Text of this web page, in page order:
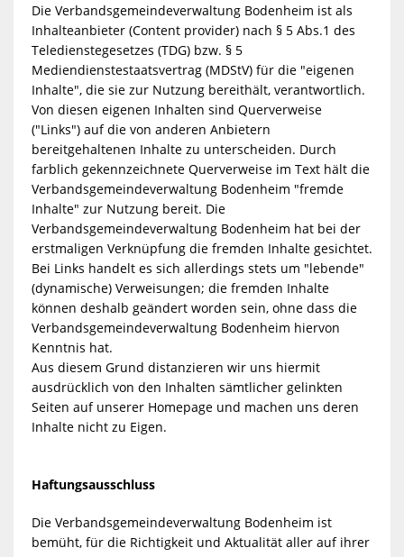
Die Verbandsgemeindeverwaltung Bodenheim ist als
Inhalteanbieter (Content provider) nach § 5 Abs.1 des
Teledienstegesetzes (TDG) bzw. § 5
Mediendienstestaatsvertrag (MDStV) für die "eigenen
Inhalte", die sie zur Nutzung bereithält, verantwortlich.
Von diesen eigenen Inhalten sind Querverweise
("Links") auf die von anderen Anbietern
bereitgehaltenen Inhalte zu unterscheiden. Durch
farblich gekennzeichnete Querverweise im Text hält die
Verbandsgemeindeverwaltung Bodenheim "fremde
Inhalte" zur Nutzung bereit. Die
Verbandsgemeindeverwaltung Bodenheim hat bei der
erstmaligen Verknüpfung die fremden Inhalte gesichtet.
Bei Links handelt es sich allerdings stets um "lebende"
(dynamische) Verweisungen; die fremden Inhalte
können deshalb geändert worden sein, ohne dass die
Verbandsgemeindeverwaltung Bodenheim hiervon
Kenntnis hat.
Aus diesem Grund distanzieren wir uns hiermit
ausdrücklich von den Inhalten sämtlicher gelinkten
Seiten auf unserer Homepage und machen uns deren
Inhalte nicht zu Eigen.
Haftungsausschluss
Die Verbandsgemeindeverwaltung Bodenheim ist
bemüht, für die Richtigkeit und Aktualität aller auf ihrer